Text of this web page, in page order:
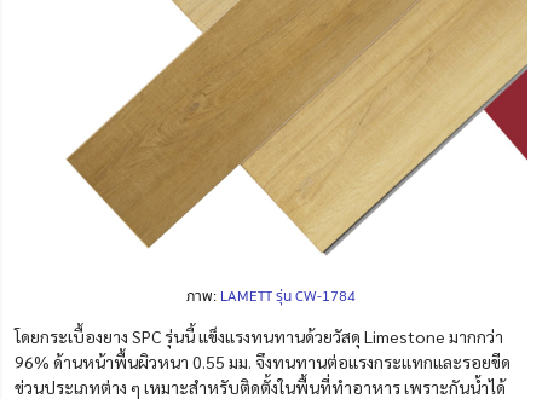
ภาพ: LAMETT รุ่น CW-1784
โดยกระเบื้องยาง SPC รุ่นนี้ แข็งแรงทนทานด้วยวัสดุ Limestone มากกว่า
96% ด้านหน้าพื้นผิวหนา 0.55 มม. จึงทนทานต่อแรงกระแทกและรอยขีด
ข่วนประเภทต่าง ๆ เหมาะสำหรับติดตั้งในพื้นที่ทำอาหาร เพราะกันน้ำได้